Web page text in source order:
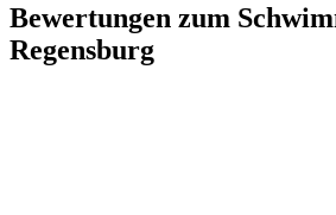
Bewertungen zum
Regensburg